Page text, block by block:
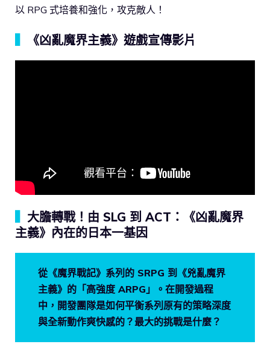
以 RPG 式培養和強化，攻克敵人！
《凶亂魔界主義》遊戲宣傳影片
大膽轉戰！由 SLG 到 ACT：《凶亂魔界
主義》內在的日本一基因
從《魔界戰記》系列的 SRPG 到《兇亂魔界
主義》的「高強度 ARPG」。在開發過程
中，開發團隊是如何平衡系列原有的策略深度
與全新動作爽快感的？最大的挑戰是什麼？